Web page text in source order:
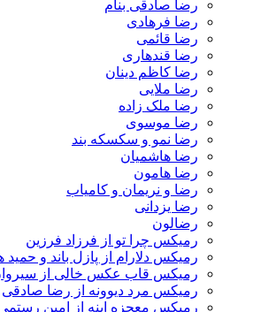
رضا صادقی بنام
رضا فرهادی
رضا قائمی
رضا قندهاری
رضا کاظم دینان
رضا ملایی
رضا ملک زاده
رضا موسوی
رضا نمو و سکسکه بند
رضا هاشمیان
رضا هامون
رضا و نریمان و کامیاب
رضا یزدانی
رضالون
رمیکس چرا تو از فرزاد فرزین
رمیکس دلارام از پازل باند و حمید
رمیکس قاب عکس خالی از
رمیکس مرد دیوونه از رضا صادقی
رمیکس معجزه اینه از امین